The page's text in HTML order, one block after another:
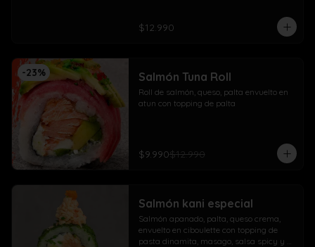
$12.990
-23% Salmón Tuna Roll
Roll de salmón, queso, palta envuelto en
atun con topping de palta
$9.990$12.990
Salmón kani especial
Salmón apanado, palta, queso crema,
envuelto en ciboulette con topping de
pasta dinamita, masago, salsa spicy y